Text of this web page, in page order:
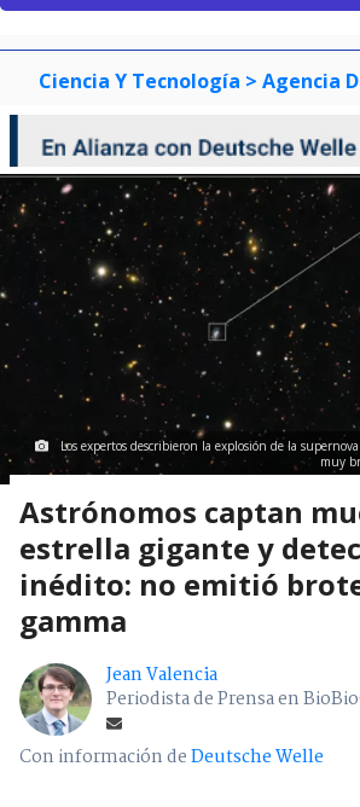
Ciencia Y Tecnología > Agencia
Los expertos describieron la explosión de la
muy
Astrónomos captan
estrella gigante y
inédito: no emitió
gamma
Jean Valencia
Periodista de Prensa en
Con información deDeutsche Welle